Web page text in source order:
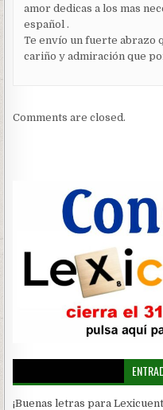
amor dedicas a los mas
español .
Te envío un fuerte abrazo
cariño y admiración que
Comments are closed.
¡Buenas letras para